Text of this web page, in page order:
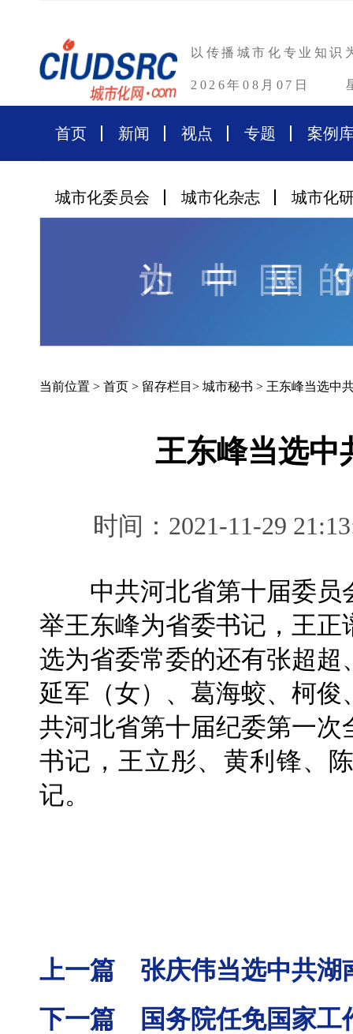
以传播城市化专业知识
2026年08月07日
首页 新闻 视点 专题 案例
城市化委员会 城市化杂志 城市化
当前位置 > 首页 > 留存栏目 > 城市秘书 > 王东峰当选中
王东峰当选中
时间：2021-11-29
中共河北省第十届委员
举王东峰为省委书记，王
选为省委常委的还有张超
延军（女）、葛海蛟、柯
共河北省第十届纪委第一
书记，王立彤、黄利锋、
记。
上一篇 张庆伟当选中共湖
下一篇 国务院任免国家工